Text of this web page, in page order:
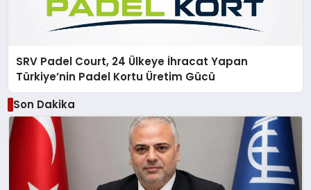
SRV Padel Court, 24 Ülkeye İhracat Yapan
Türkiye’nin Padel Kortu Üretim Gücü
Son Dakika